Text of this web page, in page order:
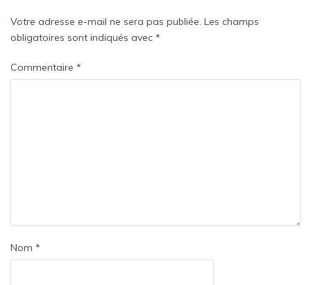
Votre adresse e-mail ne sera pas publiée. Les champs
obligatoires sont indiqués avec *
Commentaire *
Nom *